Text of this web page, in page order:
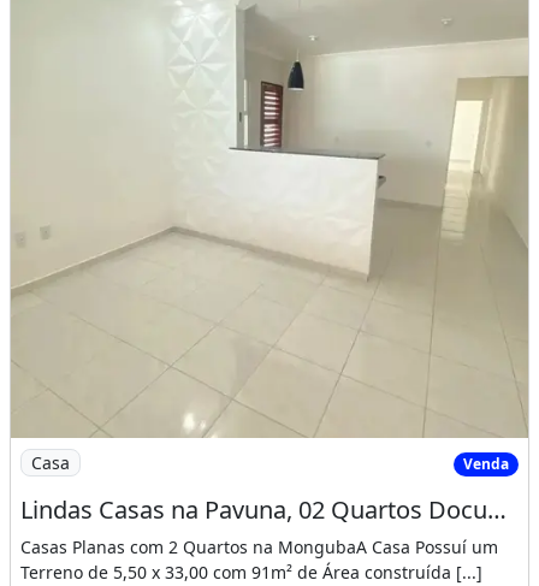
Imagem: Lindas Casas na Pavuna, 02 Quartos
Casa Venda
Lindas Casas na Pavuna, 02 Quartos Documentação Gratis! Cód. 58N8Si
Casas Planas com 2 Quartos na MongubaA Casa Possuí um
Terreno de 5,50 x 33,00 com 91m² de Área construída [...]